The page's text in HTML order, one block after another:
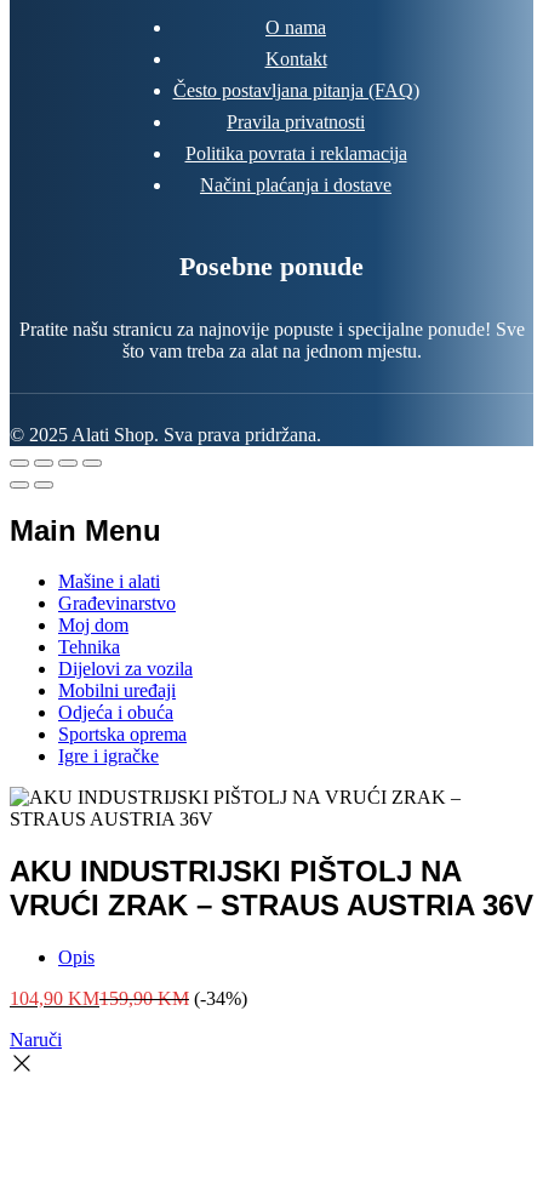
O nama
Kontakt
Često postavljana pitanja (FAQ)
Pravila privatnosti
Politika povrata i reklamacija
Načini plaćanja i dostave
Posebne ponude
Pratite našu stranicu za najnovije popuste i specijalne ponude! Sve
što vam treba za alat na jednom mjestu.
© 2025 Alati Shop. Sva prava pridržana.
Main Menu
Mašine i alati
Građevinarstvo
Moj dom
Tehnika
Dijelovi za vozila
Mobilni uređaji
Odjeća i obuća
Sportska oprema
Igre i igračke
AKU INDUSTRIJSKI PIŠTOLJ NA
VRUĆI ZRAK – STRAUS AUSTRIA 36V
Opis
104,90 KM159,90KM (-34%)
Naruči